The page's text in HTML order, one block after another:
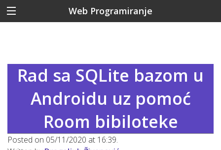
Web Programiranje
Rad sa SQLite bazom u
Androidu uz pomoć
Room bibiloteke
Posted on 05/11/2020 at 16:39.